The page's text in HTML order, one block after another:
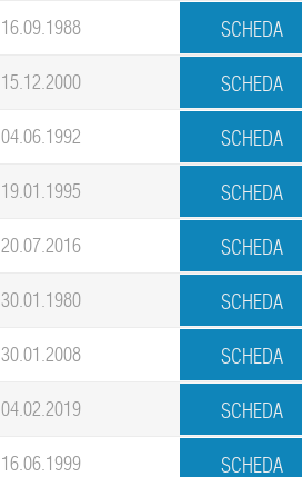
16.09.1988
15.12.2000
04.06.1992
19.01.1995
20.07.2016
30.01.1980
30.01.2008
04.02.2019
16.06.1999